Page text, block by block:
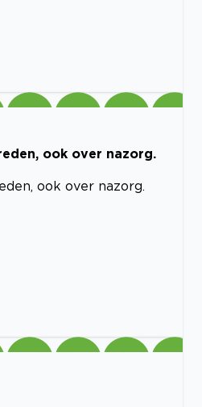
ook over nazorg.
ook over nazorg.